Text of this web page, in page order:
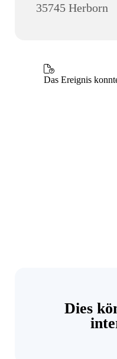
35745 Herborn
Dies